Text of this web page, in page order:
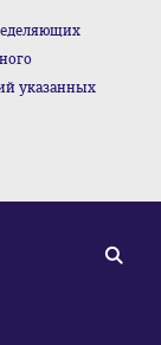
указанных